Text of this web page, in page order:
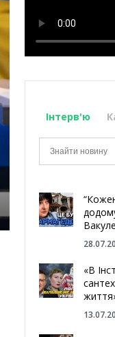
Інтерв'ю
«В